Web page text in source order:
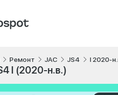
Ремонт JAC JS4 I 2020-
I (2020-н.в.)